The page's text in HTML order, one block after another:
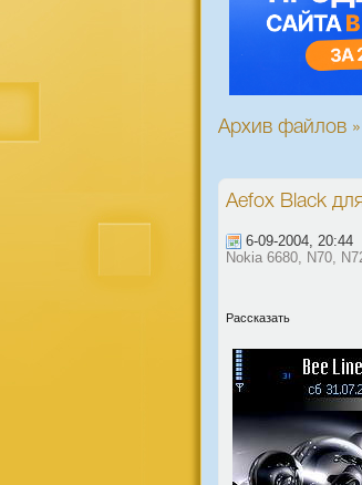
Архив файлов
Aefox Black
6-09-2004,
Nokia 6680, N70,
Рассказать